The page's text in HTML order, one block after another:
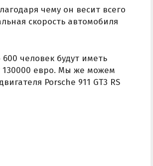
чему он весит всего
скорость автомобиля
человек будут иметь
130000 евро. Мы же можем
Porsche 911 GT3 RS